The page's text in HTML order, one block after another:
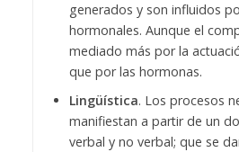
generados y son influidos
hormonales. Aunque el
mediado más por la
que por las hormonas.
Lingüística. Los procesos
manifiestan a partir de un
verbal y no verbal; que se